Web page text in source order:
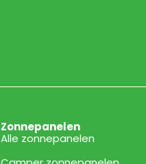
Zonnepanelen
Alle zonnepanelen